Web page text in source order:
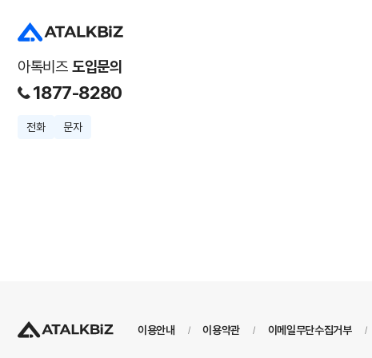
아톡비즈 도입문의
1877-8280
전화 문자
이용안내 / 이용약관 / 이메일무단수집거부 /